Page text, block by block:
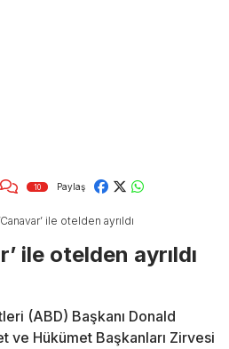
10 Paylaş
ile otelden ayrıldı
ile otelden ayrıldı
(ABD) Başkanı Donald
ve Hükümet Başkanları Zirvesi